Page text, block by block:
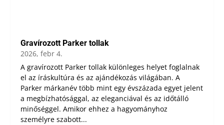
Gravírozott Parker tollak
2026, febr 4.
A gravírozott Parker tollak különleges helyet foglalnak
el az íráskultúra és az ajándékozás világában. A
Parker márkanév több mint egy évszázada egyet jelent
a megbízhatósággal, az eleganciával és az időtálló
minőséggel. Amikor ehhez a hagyományhoz
személyre szabott...